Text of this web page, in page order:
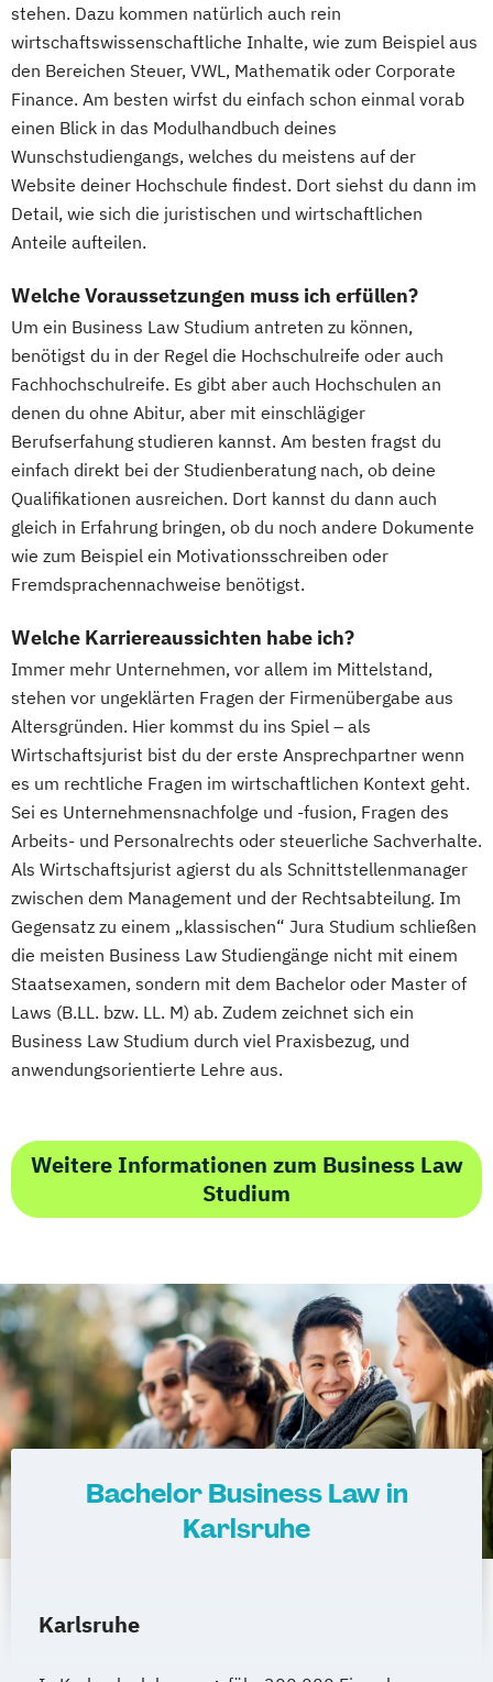
stehen. Dazu kommen natürlich auch rein
wirtschaftswissenschaftliche Inhalte, wie zum Beispiel aus
den Bereichen Steuer, VWL, Mathematik oder Corporate
Finance. Am besten wirfst du einfach schon einmal vorab
einen Blick in das Modulhandbuch deines
Wunschstudiengangs, welches du meistens auf der
Website deiner Hochschule findest. Dort siehst du dann im
Detail, wie sich die juristischen und wirtschaftlichen
Anteile aufteilen.
Welche Voraussetzungen muss ich erfüllen?
Um ein Business Law Studium antreten zu können,
benötigst du in der Regel die Hochschulreife oder auch
Fachhochschulreife. Es gibt aber auch Hochschulen an
denen du ohne Abitur, aber mit einschlägiger
Berufserfahung studieren kannst. Am besten fragst du
einfach direkt bei der Studienberatung nach, ob deine
Qualifikationen ausreichen. Dort kannst du dann auch
gleich in Erfahrung bringen, ob du noch andere Dokumente
wie zum Beispiel ein Motivationsschreiben oder
Fremdsprachennachweise benötigst.
Welche Karriereaussichten habe ich?
Immer mehr Unternehmen, vor allem im Mittelstand,
stehen vor ungeklärten Fragen der Firmenübergabe aus
Altersgründen. Hier kommst du ins Spiel – als
Wirtschaftsjurist bist du der erste Ansprechpartner wenn
es um rechtliche Fragen im wirtschaftlichen Kontext geht.
Sei es Unternehmensnachfolge und -fusion, Fragen des
Arbeits- und Personalrechts oder steuerliche Sachverhalte.
Als Wirtschaftsjurist agierst du als Schnittstellenmanager
zwischen dem Management und der Rechtsabteilung. Im
Gegensatz zu einem „klassischen“ Jura Studium schließen
die meisten Business Law Studiengänge nicht mit einem
Staatsexamen, sondern mit dem Bachelor oder Master of
Laws (B.LL. bzw. LL. M) ab. Zudem zeichnet sich ein
Business Law Studium durch viel Praxisbezug, und
anwendungsorientierte Lehre aus.
Weitere Informationen zum Business Law
Studium
Bachelor Business Law in
Karlsruhe
Karlsruhe